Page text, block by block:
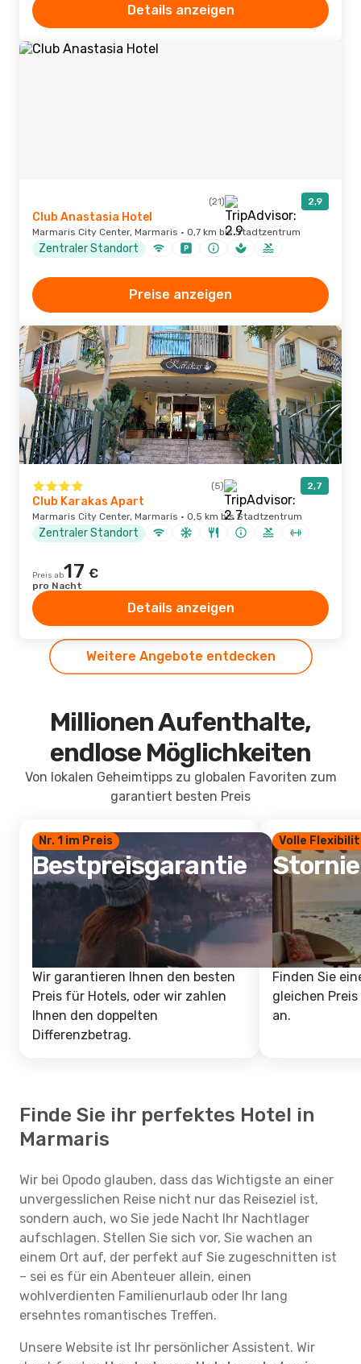
Details anzeigen
(21) 2,9
Club Anastasia Hotel
Marmaris City Center, Marmaris · 0,7 km bis Stadtzentrum
Zentraler Standort
Preise anzeigen
(5) 2,7
Club Karakas Apart
Marmaris City Center, Marmaris · 0,5 km bis Stadtzentrum
Zentraler Standort
Preis ab17 €
pro Nacht
Details anzeigen
Weitere Angebote entdecken
Millionen Aufenthalte,
endlose Möglichkeiten
Von lokalen Geheimtipps zu globalen Favoriten zum
garantiert besten Preis
Nr. 1 im Preis
Bestpreisgarantie
Wir garantieren Ihnen den besten
Preis für Hotels, oder wir zahlen
Ihnen den doppelten
Differenzbetrag.
Volle
Finden Sie
gleichen
an.
Finde Sie ihr perfektes Hotel in
Marmaris
Wir bei Opodo glauben, dass das Wichtigste an einer
unvergesslichen Reise nicht nur das Reiseziel ist,
sondern auch, wo Sie jede Nacht Ihr Nachtlager
aufschlagen. Stellen Sie sich vor, Sie wachen an
einem Ort auf, der perfekt auf Sie zugeschnitten ist
– sei es für ein Abenteuer allein, einen
wohlverdienten Familienurlaub oder Ihr lang
ersehntes romantisches Treffen.
Unsere Website ist Ihr persönlicher Assistent. Wir